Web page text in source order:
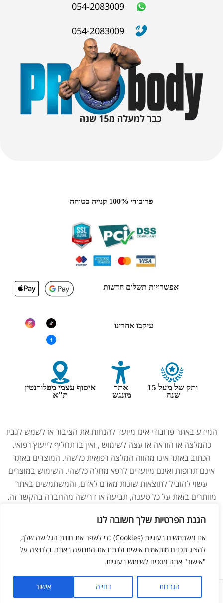
הגנת הפרטיות שלך חשובה לנו
אנו משתמשים בעוגיות (Cookies) כדי לשפר את חווית הגלישה שלך,
להציג תכנים מותאמים אישית ולנתח את התנועה באתר. בלחיצה על
"אישור" אתה מסכים לשימוש בעוגיות.
הגדרות דחייה אישור
לחנות החשבון שלי מועדפים חפש
054-2083009
054-2083009
פרובודי 100% קנייה בטוחה
אפשרויות תשלום חדשות
עיקבו אחרינו
ותק של מעל 15
שנה
אתר
מונגש
איסוף עצמי מפלורנטין
ת"א
המידע באתר פרובודי אינו מיועד להנחות את הציבור או לשמש לגביו
כהמלצה או הוראה או עצה לשימוש , ואין בו תחליף לייעוץ רפואי.
הכתוב באתר אינו מהווה המלצה רפואית כלשהי. המוצרים באתר
אינם תרופות ואינם מיועדים לרפא מחלה כלשהי. השימוש במוצרים
עשוי להוביל לתוצאות שונות מאדם לאדם, והמשתמשים באתר
מוותרים בזאת על כל טענה, תביעה או דרישה מהחברה בהקשר זה.
ברופא לפני השימוש במוצרים. התמונות באתר הן להמחשה בלבד.
צריכים עזרה מנציג?